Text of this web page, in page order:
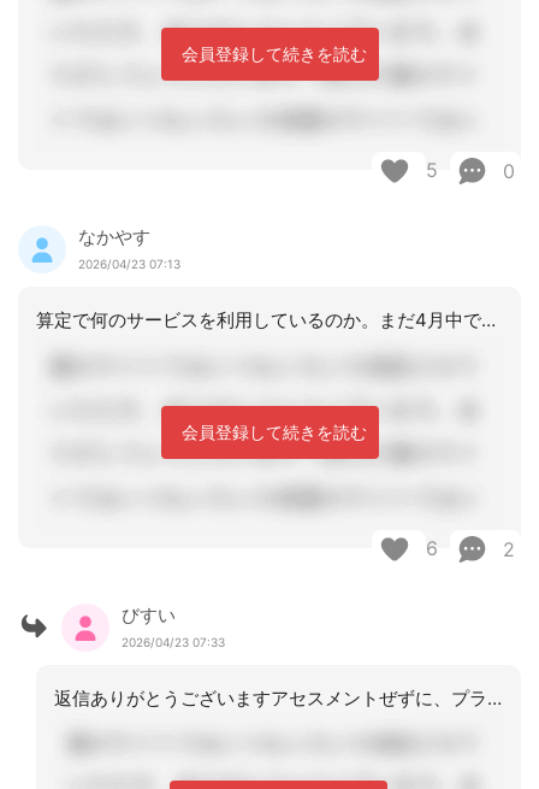
会員登録して続きを読む
5 0
なかやす
2026/04/23 07:13
算定で何のサービスを利用しているのか。まだ4月中ですので、ルールとしてはダメです
会員登録して続きを読む
6 2
びすい
2026/04/23 07:33
返信ありがとうございますアセスメントぜずに、プラン作ったって事になると、運営基準